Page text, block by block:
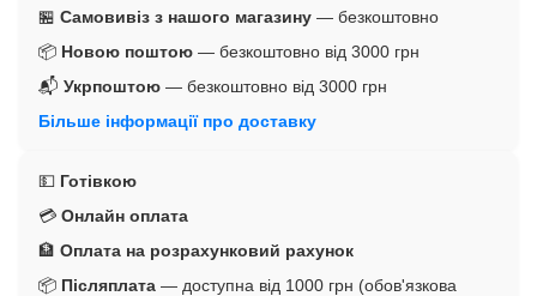
🏪 Самовивіз з нашого магазину — безкоштовно
📦 Новою поштою — безкоштовно від 3000 грн
📬 Укрпоштою — безкоштовно від 3000 грн
Більше інформації про доставку
💵 Готівкою
💳 Онлайн оплата
🏦 Оплата на розрахунковий рахунок
📦 Післяплата — доступна від 1000 грн (обов'язкова